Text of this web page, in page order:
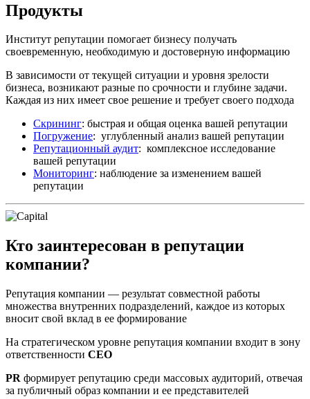
Продукты
Институт репутации помогает бизнесу получать
своевременную, необходимую и достоверную информацию
В зависимости от текущей ситуации и уровня зрелости
бизнеса, возникают разные по срочности и глубине задачи.
Каждая из них имеет свое решение и требует своего подхода
Скрининг: быстрая и общая оценка вашей репутации
Погружение: углубленный анализ вашей репутации
Репутационный аудит: комплексное исследование
вашей репутации
Мониторинг: наблюдение за изменением вашей
репутации
Кто заинтересован в репутации
компании?
Репутация компании — результат совместной работы
множества внутренних подразделений, каждое из которых
вносит свой вклад в ее формирование
На стратегическом уровне репутация компании входит в зону
ответственности CEO
PR формирует репутацию среди массовых аудиторий, отвечая
за публичный образ компании и ее представителей